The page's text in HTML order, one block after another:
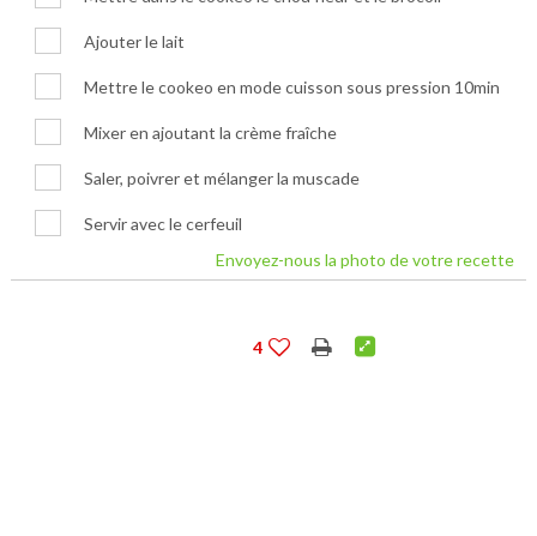
Ajouter le lait
Mettre le cookeo en mode cuisson sous pression 10min
Mixer en ajoutant la crème fraîche
Saler, poivrer et mélanger la muscade
Servir avec le cerfeuil
Envoyez-nous la photo de votre recette
4